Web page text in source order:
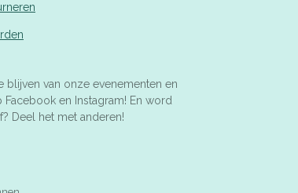
van onze evenementen en
en Instagram! En word
Deel het met anderen!